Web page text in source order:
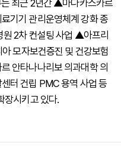
최근 2년간 ▲마다카스카르
기기 관리운영체계 강화 종
2차 컨설팅 사업 ▲아프리
모자보건증진 및 건강보험
안타나나리보 의과대학 의
터 건립 PMC 용역 사업 등
장시키고 있다.